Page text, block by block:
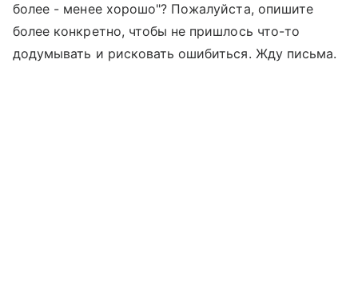
более - менее хорошо"? Пожалуйста, опишите
более конкретно, чтобы не пришлось что-то
додумывать и рисковать ошибиться. Жду письма.